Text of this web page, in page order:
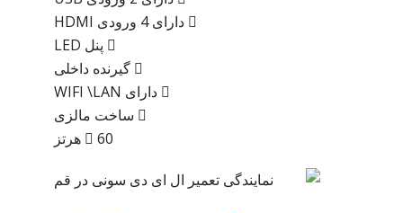
 دارای 4 ورودی HDMI
 پنل LED
 گیرنده داخلی
 دارای WIFI \LAN
 ساخت مالزی
 60 هرتز